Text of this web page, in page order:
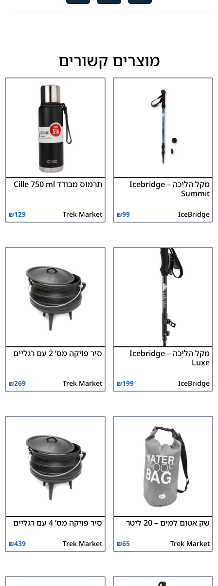
מוצרים קשורים
מקל הליכה – Icebridge
Summit
IceBridge
₪99
תרמוס מבודד Cille 750 ml
Trek Market
₪129
מקל הליכה – Icebridge
Luxe
IceBridge
₪199
סיר פויקה מס’ 2 עם רגליים
Trek Market
₪269
שק אטום למים – 20 ליטר
Trek Market
₪65
סיר פויקה מס’ 4 עם רגליים
Trek Market
₪439